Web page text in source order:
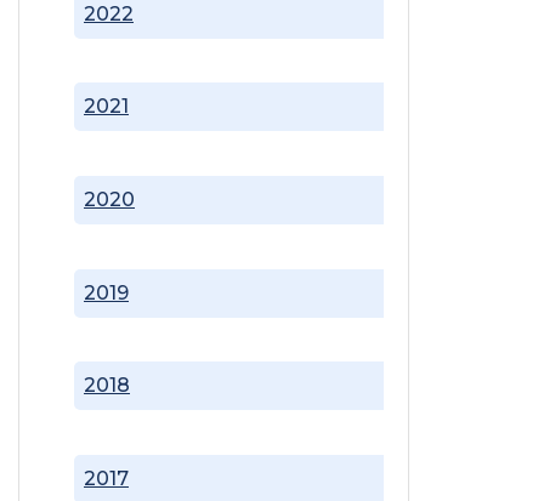
2017
2018
2019
2020
2021
2022